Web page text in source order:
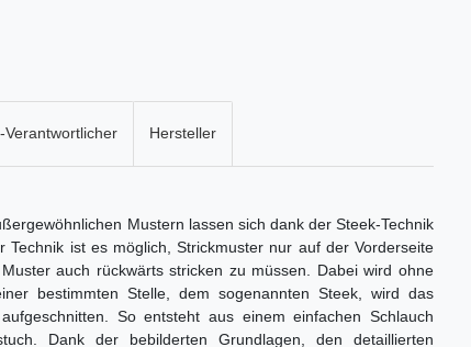
Verantwortlicher Hersteller
Mustern lassen sich dank der Steek-Technik
ist es möglich, Strickmuster nur auf der Vorderseite
auch rückwärts stricken zu müssen. Dabei wird ohne
bestimmten Stelle, dem sogenannten Steek, wird das
So entsteht aus einem einfachen Schlauch
Dank der bebilderten Grundlagen, den detaillierten